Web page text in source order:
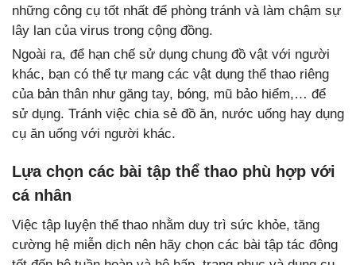
những công cụ tốt nhất để phòng tránh và làm chậm sự
lây lan của virus trong cộng đồng.
Ngoài ra, để hạn chế sử dụng chung đồ vật với người
khác, bạn có thể tự mang các vật dụng thể thao riêng
của bản thân như găng tay, bóng, mũ bảo hiểm,… để
sử dụng. Tránh việc chia sẻ đồ ăn, nước uống hay dụng
cụ ăn uống với người khác.
Lựa chọn các bài tập thể thao phù hợp với
cá nhân
Việc tập luyện thể thao nhằm duy trì sức khỏe, tăng
cường hệ miễn dịch nên hãy chọn các bài tập tác động